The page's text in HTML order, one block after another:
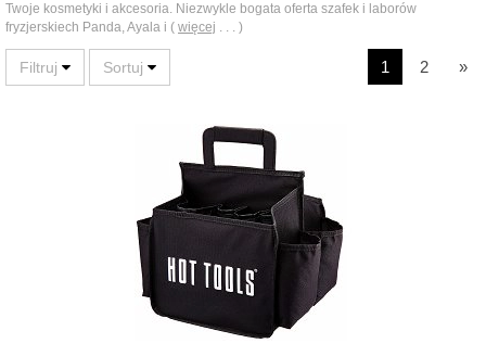
Twoje kosmetyki i akcesoria. Niezwykle bogata oferta szafek i laborów
fryzjerskiech Panda, Ayala i ( więcej . . . )
1 2 »